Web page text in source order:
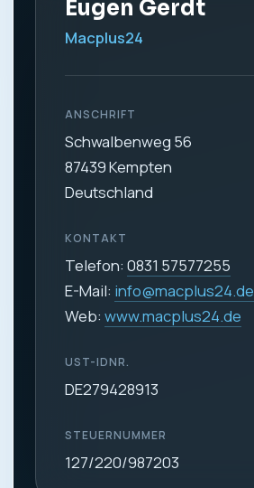
Eugen Gerdt
Macplus24
ANSCHRIFT
Schwalbenweg 56
87439 Kempten
Deutschland
KONTAKT
Telefon: 0831 57577255
E-Mail: info@macplus24.de
Web: www.macplus24.de
UST-IDNR.
DE279428913
STEUERNUMMER
127/220/987203